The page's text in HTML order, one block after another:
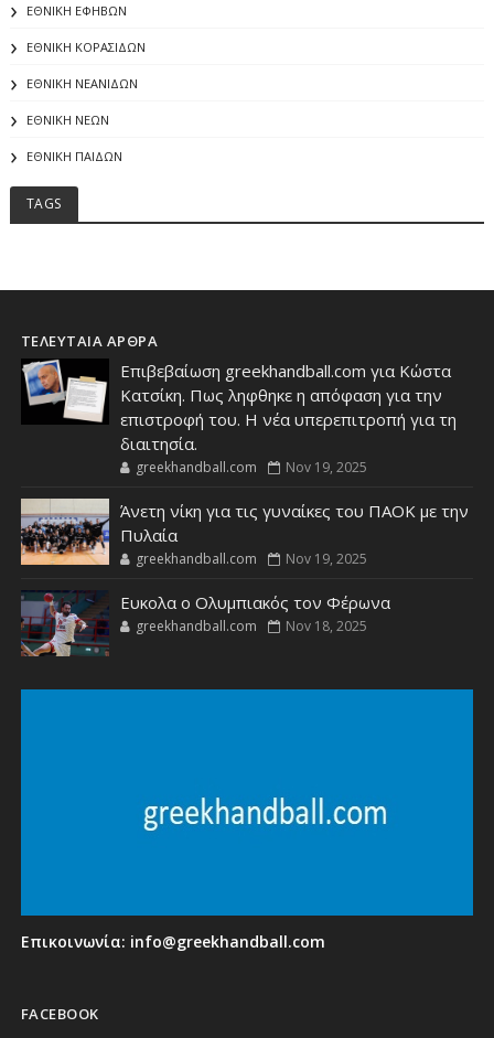
ΕΘΝΙΚΗ ΕΦΗΒΩΝ
ΕΘΝΙΚΗ ΚΟΡΑΣΙΔΩΝ
ΕΘΝΙΚΗ ΝΕΑΝΙΔΩΝ
ΕΘΝΙΚΗ ΝΕΩΝ
ΕΘΝΙΚΗ ΠΑΙΔΩΝ
TAGS
ΤΕΛΕΥΤΑΙΑ ΑΡΘΡΑ
Επιβεβαίωση greekhandball.com για Κώστα
Κατσίκη. Πως ληφθηκε η απόφαση για την
επιστροφή του. Η νέα υπερεπιτροπή για τη
διαιτησία.
greekhandball.com Nov 19, 2025
Άνετη νίκη για τις γυναίκες του ΠΑΟΚ με την
Πυλαία
greekhandball.com Nov 19, 2025
Ευκολα ο Ολυμπιακός τον Φέρωνα
greekhandball.com Nov 18, 2025
Επικοινωνία: info@greekhandball.com
FACEBOOK